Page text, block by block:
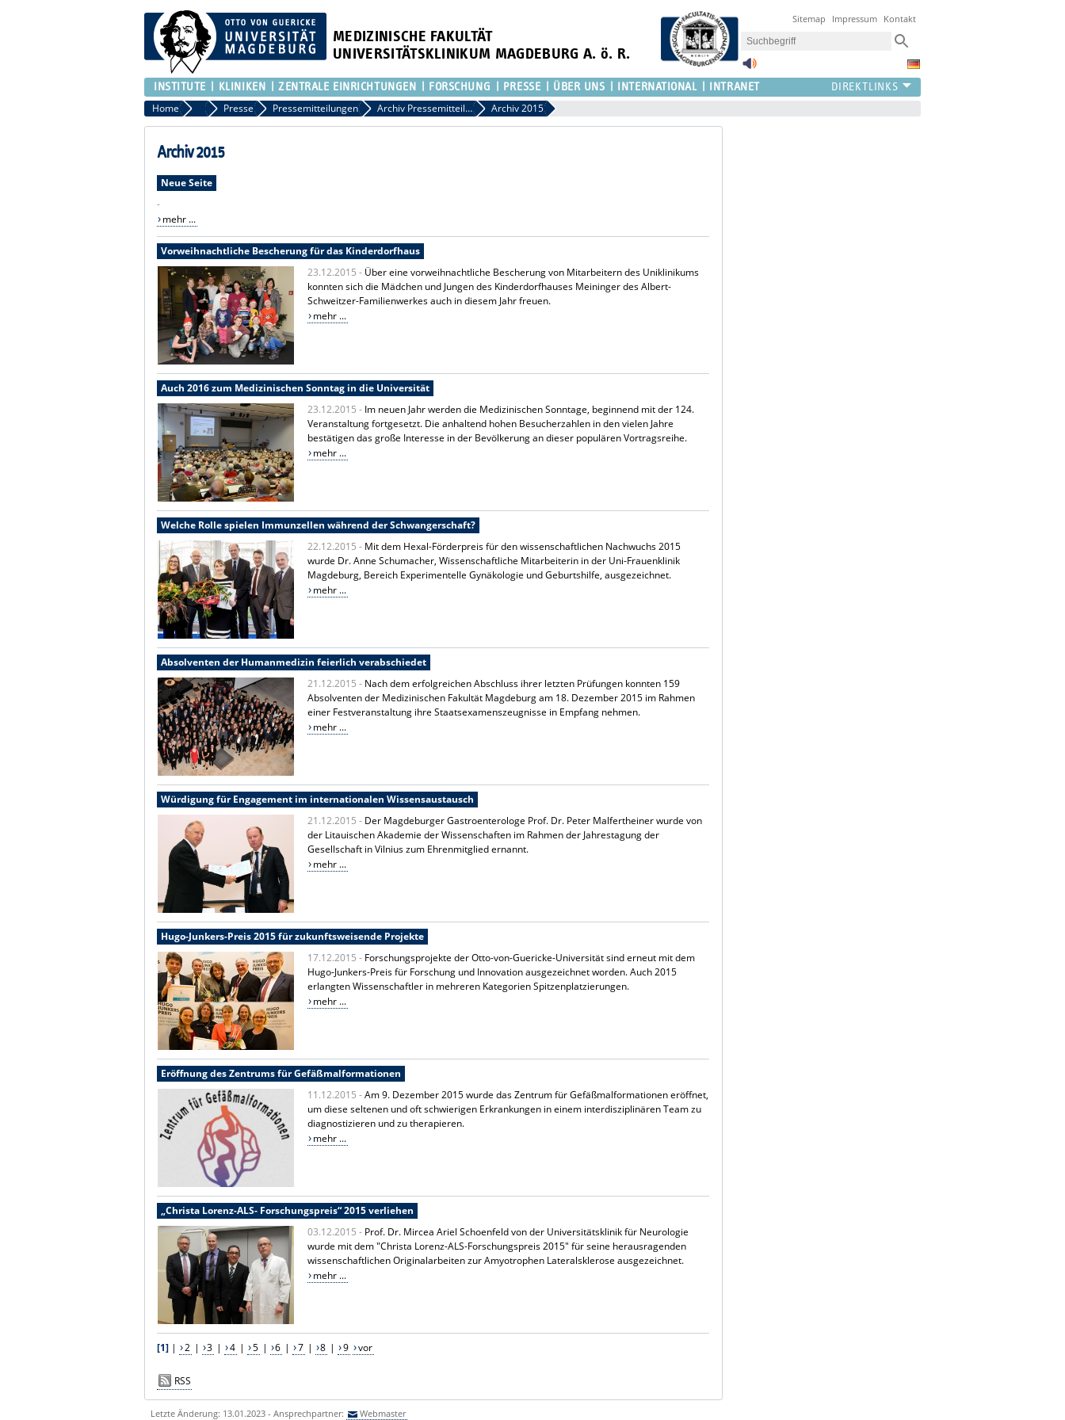
MEDIZINISCHE FAKULTÄT
UNIVERSITÄTSKLINIKUM MAGDEBURG A. ö. R.
Sitemap Impressum Kontakt
INSTITUTE KLINIKEN ZENTRALE EINRICHTUNGEN FORSCHUNG PRESSE ÜBER UNS INTERNATIONAL INTRANET
Home PressePresse Pressemitteilungen Archiv Pressemitteilungen Archiv 2015
Archiv 2015
Neue Seite
-
mehr ...
Vorweihnachtliche Bescherung für das Kinderdorfhaus
23.12.2015 - Über eine vorweihnachtliche Bescherung von Mitarbeitern des Uniklinikums
konnten sich die Mädchen und Jungen des Kinderdorfhauses Meininger des Albert-
Schweitzer-Familienwerkes auch in diesem Jahr freuen.
mehr ...
Auch 2016 zum Medizinischen Sonntag in die Universität
23.12.2015 - Im neuen Jahr werden die Medizinischen Sonntage, beginnend mit der 124.
Veranstaltung fortgesetzt. Die anhaltend hohen Besucherzahlen in den vielen Jahre
bestätigen das große Interesse in der Bevölkerung an dieser populären Vortragsreihe.
mehr ...
Welche Rolle spielen Immunzellen während der Schwangerschaft?
22.12.2015 - Mit dem Hexal-Förderpreis für den wissenschaftlichen Nachwuchs 2015
wurde Dr. Anne Schumacher, Wissenschaftliche Mitarbeiterin in der Uni-Frauenklinik
Magdeburg, Bereich Experimentelle Gynäkologie und Geburtshilfe, ausgezeichnet.
mehr ...
Absolventen der Humanmedizin feierlich verabschiedet
21.12.2015 - Nach dem erfolgreichen Abschluss ihrer letzten Prüfungen konnten 159
Absolventen der Medizinischen Fakultät Magdeburg am 18. Dezember 2015 im Rahmen
einer Festveranstaltung ihre Staatsexamenszeugnisse in Empfang nehmen.
mehr ...
Würdigung für Engagement im internationalen Wissensaustausch
21.12.2015 - Der Magdeburger Gastroenterologe Prof. Dr. Peter Malfertheiner wurde von
der Litauischen Akademie der Wissenschaften im Rahmen der Jahrestagung der
Gesellschaft in Vilnius zum Ehrenmitglied ernannt.
mehr ...
Hugo-Junkers-Preis 2015 für zukunftsweisende Projekte
17.12.2015 - Forschungsprojekte der Otto-von-Guericke-Universität sind erneut mit dem
Hugo-Junkers-Preis für Forschung und Innovation ausgezeichnet worden. Auch 2015
erlangten Wissenschaftler in mehreren Kategorien Spitzenplatzierungen.
mehr ...
Eröffnung des Zentrums für Gefäßmalformationen
11.12.2015 -Am 9. Dezember 2015 wurde das Zentrum für Gefäßmalformationen eröffnet,
um diese seltenen und oft schwierigen Erkrankungen in einem interdisziplinären Team zu
diagnostizieren und zu therapieren.
mehr ...
„Christa Lorenz-ALS- Forschungspreis“ 2015 verliehen
03.12.2015 - Prof. Dr. Mircea Ariel Schoenfeld von der Universitätsklinik für Neurologie
wurde mit dem "Christa Lorenz-ALS-Forschungspreis 2015" für seine herausragenden
wissenschaftlichen Originalarbeiten zur Amyotrophen Lateralsklerose ausgezeichnet.
mehr ...
[1] | 2 | 3 | 4 | 5 | 6 | 7 | 8 | 9 vor
RSS
Letzte Änderung: 13.01.2023 - Ansprechpartner: Webmaster